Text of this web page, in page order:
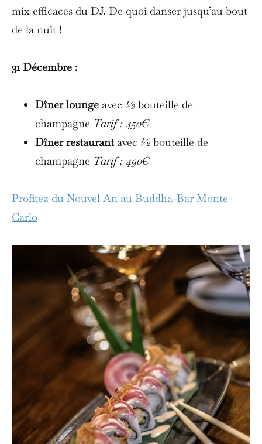
mix efficaces du DJ. De quoi danser jusqu’au bout
de la nuit !
31 Décembre :
Dîner lounge avec ½ bouteille de
champagne Tarif : 450€
Dîner restaurantavec ½ bouteille de
champagne Tarif : 490€
Profitez du Nouvel An au Buddha-Bar Monte-
Carlo